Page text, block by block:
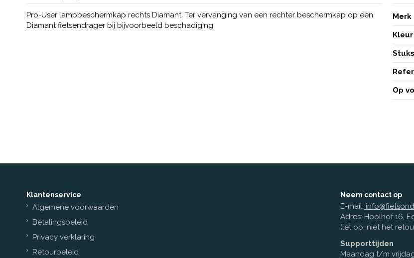
Pro-User lampbeschermkap rechts Diamant. Ter vervanging van een rechter beschermkap op een
Diamant fietsendrager bij bijvoorbeeld beschadiging
Merk
Kleur
Op
Klantenservice
Algemene voorwaarden
Betalingsbeleid
Privacy verklaring
Retourbeleid
Neem contact op
E-mail:
Adres: Hoolhof 16,
(let op, niet het
Supporttijden
Maandag t/m